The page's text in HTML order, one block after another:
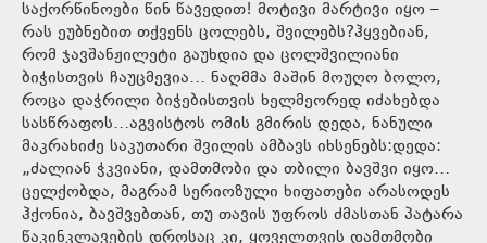
საქორწინოები წინ წავედით! მოტივი მარტივი იყო –
რას ეუბნებით თქვენს ცოლებს, შვილებს?ჰყვებიან,
რომ ჯავშანჟილეტი გაუხდია და ცოლშვილიანი
ბიჭისთვის ჩაუცმევია… ნაღმმა მაშინ მოუღო ბოლო,
როცა დაჭრილი ბიჭებისთვის ხელმეორედ იძახებდა
სასწრაფოს…აგვისტოს ომის გმირის დედა, ნანული
მაკრახიძე საკუთარი შვილის ამბავს იხსენებს:დედა:
„ძალიან ჭკვიანი, დამთმობი და თბილი ბავშვი იყო…
ცელქობდა, მაგრამ სერიოზული ხიფათები არასოდეს
ჰქონია, ბავშვებთან, თუ თავის უფროს ძმასთან პატარა